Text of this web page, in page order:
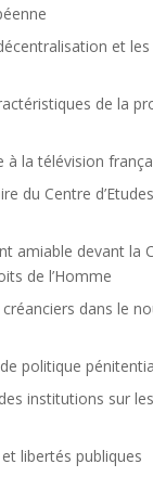
et
de la
à la télévision
du Centre
amiable devant la
de l’Homme
créanciers dans le
politique
des institutions sur
libertés publiques